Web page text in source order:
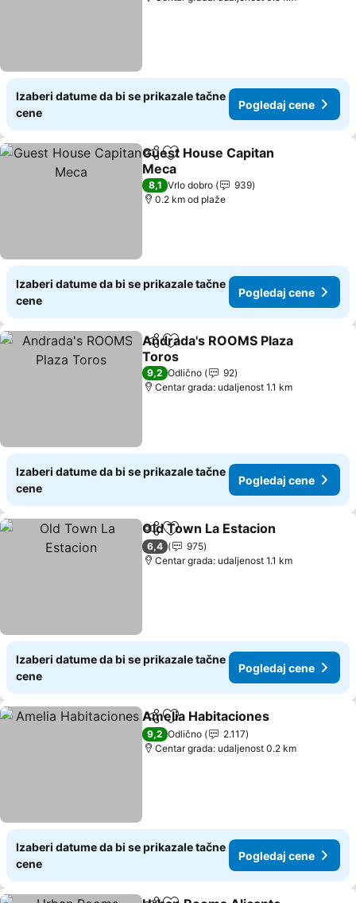
Izaberi datume da bi se prikazale tačne
cene
Pogledaj cene
Deli Dodati u favorite
Guest House Capitan
Meca
Pogledaj cene
8,1 Vrlo dobro
939
0.2 km od plaže
Izaberi datume da bi se prikazale tačne
cene
Pogledaj cene
Deli Dodati u favorite
Andrada's ROOMS Plaza
Toros
Pogledaj cene
9,2 Odlično
92
Centar grada: udaljenost 1.1 km
Izaberi datume da bi se prikazale tačne
cene
Pogledaj cene
Deli Dodati u favorite
Old Town La Estacion
6,4
975
Centar grada: udaljenost 1.1 km
Izaberi datume da bi se prikazale tačne
cene
Pogledaj cene
Deli Dodati u favorite
Amelia Habitaciones
9,2 Odlično
2.117
Centar grada: udaljenost 0.2 km
Izaberi datume da bi se prikazale tačne
cene
Pogledaj cene